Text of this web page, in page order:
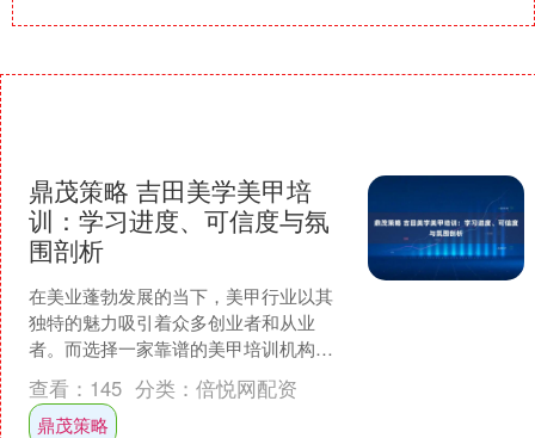
鼎茂策略 吉田美学美甲培
训：学习进度、可信度与氛
围剖析
在美业蓬勃发展的当下，美甲行业以其
独特的魅力吸引着众多创业者和从业
者。而选择一家靠谱的美甲培训机构，
是开启成功美业之路的关键。吉田美学
美甲培训成为不少人的热门选....
查看： 145 分类： 倍悦网配资
鼎茂策略